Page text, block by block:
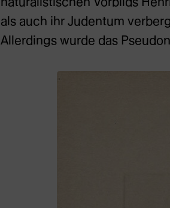
als auch ihr Judentum
Allerdings wurde das